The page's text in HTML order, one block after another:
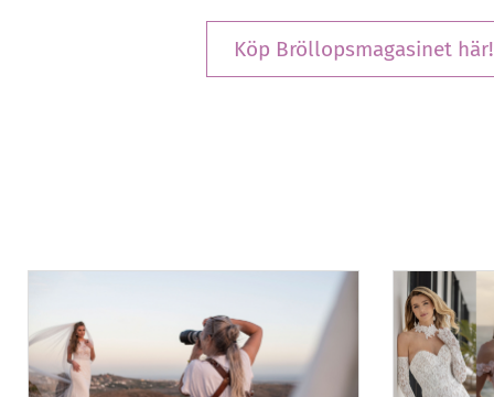
Köp Bröllopsmagasinet här!